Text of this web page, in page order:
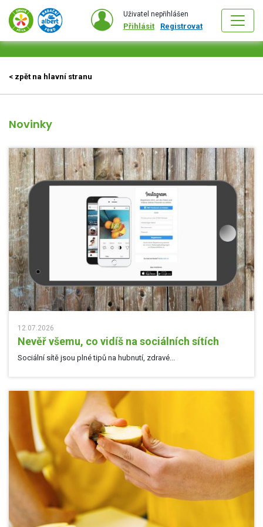
Uživatel nepřihlášen
Přihlásit Registrovat
< zpět na hlavní stranu
Novinky
12.07.2026
Nevěř všemu, co vidíš na sociálních sítích
Sociální sítě jsou plné tipů na hubnutí, zdravé...